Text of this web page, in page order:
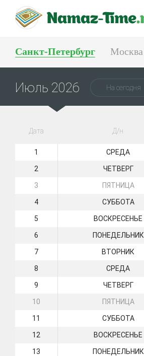
Санкт-Петербург Москва
Июль 2026 На сегодня
Дата Д/н
1 СРЕДА
2 ЧЕТВЕРГ
3 ПЯТНИЦА
4 СУББОТА
5 ВОСКРЕСЕНЬЕ
6 ПОНЕДЕЛЬНИК
7 ВТОРНИК
8 СРЕДА
9 ЧЕТВЕРГ
10 ПЯТНИЦА
11 СУББОТА
12 ВОСКРЕСЕНЬЕ
13 ПОНЕДЕЛЬНИК